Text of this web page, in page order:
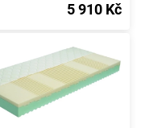
5 910 Kč